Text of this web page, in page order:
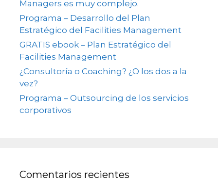
Managers es muy complejo.
Programa – Desarrollo del Plan
Estratégico del Facilities Management
GRATIS ebook – Plan Estratégico del
Facilities Management
¿Consultoría o Coaching? ¿O los dos a la
vez?
Programa – Outsourcing de los servicios
corporativos
Comentarios recientes